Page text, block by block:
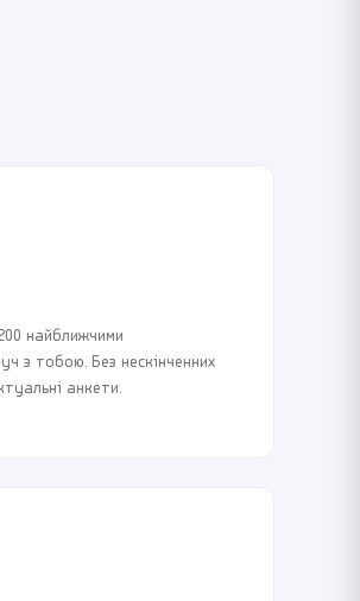
найближчими
з тобою. Без нескінченних
анкети.